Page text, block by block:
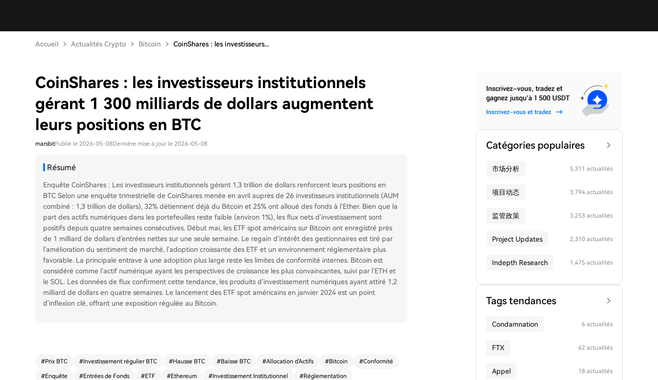
Accueil Actualités Crypto Bitcoin CoinShares : les investisseurs...
CoinShares : les investisseurs institutionnels
gérant 1 300 milliards de dollars augmentent
leurs positions en BTC
marsbitPublié le 2026-05-08Dernière mise à jour le 2026-05-08
Résumé
Enquête CoinShares : Les investisseurs institutionnels gérant 1,3 trillion de dollars renforcent leurs positions en
BTC Selon une enquête trimestrielle de CoinShares menée en avril auprès de 26 investisseurs institutionnels (AUM
combiné : 1,3 trillion de dollars), 32% détiennent déjà du Bitcoin et 25% ont alloué des fonds à l'Ether. Bien que la
part des actifs numériques dans les portefeuilles reste faible (environ 1%), les flux nets d'investissement sont
positifs depuis quatre semaines consécutives. Début mai, les ETF spot américains sur Bitcoin ont enregistré près
de 1 milliard de dollars d'entrées nettes sur une seule semaine. Le regain d'intérêt des gestionnaires est tiré par
l'amélioration du sentiment de marché, l'adoption croissante des ETF et un environnement réglementaire plus
favorable. La principale entrave à une adoption plus large reste les limites de conformité internes. Bitcoin est
considéré comme l'actif numérique ayant les perspectives de croissance les plus convaincantes, suivi par l'ETH et
le SOL. Les données de flux confirment cette tendance, les produits d'investissement numériques ayant attiré 1,2
milliard de dollars en quatre semaines. Le lancement des ETF spot américains en janvier 2024 est un point
d'inflexion clé, offrant une exposition régulée au Bitcoin.
#Prix BTC #Investissement régulier BTC #Hausse BTC #Baisse BTC #Allocation d'Actifs #Bitcoin #Conformité
#Enquête #Entrées de Fonds #ETF #Ethereum #Investissement Institutionnel #Réglementation
Catégories populaires
市场分析 5,311 actualités
项目动态 3,794 actualités
监管政策 3,253 actualités
Project Updates 2,310 actualités
Indepth Research 1,475 actualités
Tags tendances
Condamnation 6 actualités
FTX 62 actualités
Appel 18 actualités